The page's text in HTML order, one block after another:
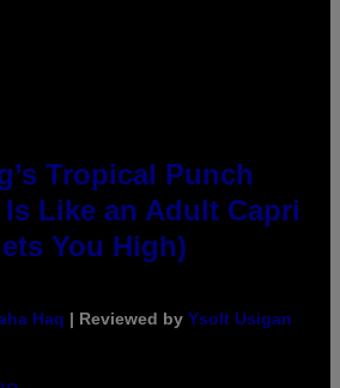
Tropical Punch
Is Like an Adult Capri
You High)
Haq | Reviewed by Ysolt Usigan